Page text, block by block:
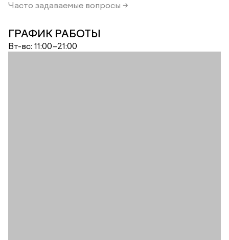
Часто задаваемые вопросы →
ГРАФИК РАБОТЫ
Вт-вс: 11:00–21:00